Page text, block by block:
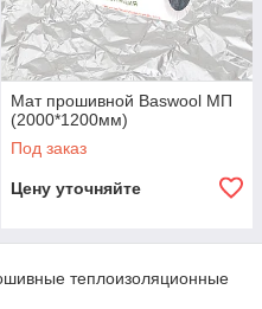
Мат прошивной Baswool МП
(2000*1200мм)
Под заказ
Цену уточняйте
теплоизоляционные